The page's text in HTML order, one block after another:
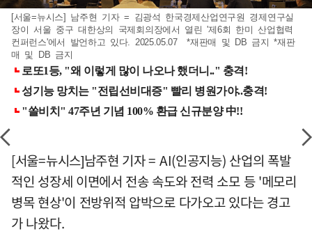
[서울=뉴시스] 남주현 기자 = 김광석 한국경제산업연구원 경제연구실
장이 서울 중구 대한상의 국제회의장에서 열린 '제6회 한미 산업협력
컨퍼런스'에서 발언하고 있다. 2025.05.07 *재판매 및 DB 금지 *재판
매 및 DB 금지
[서울=뉴시스]남주현 기자 = AI(인공지능) 산업의 폭발
적인 성장세 이면에서 전송 속도와 전력 소모 등 '메모리
병목 현상'이 전방위적 압박으로 다가오고 있다는 경고
가 나왔다.